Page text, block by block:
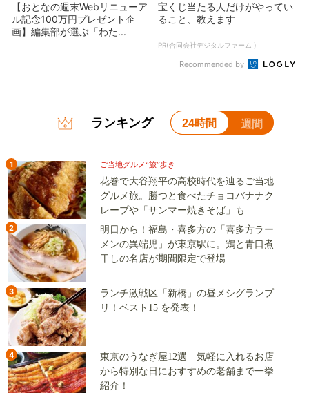
【おとなの週末Webリニューア
ル記念100万円プレゼント企
画】編集部が選ぶ「わた...
宝くじ当たる人だけがやってい
ること、教えます
PR(合同会社デジタルファーム )
Recommended by
ランキング 24時間 週間
1 ご当地グルメ“旅”歩き
花巻で大谷翔平の高校時代を辿るご当地
グルメ旅。勝つと食べたチョコバナナク
レープや「サンマー焼きそば」も
2
明日から！福島・喜多方の「喜多方ラー
メンの異端児」が東京駅に。鶏と青口煮
干しの名店が期間限定で登場
3
ランチ激戦区「新橋」の昼メシグランプ
リ！ベスト15 を発表！
4
東京のうなぎ屋12選 気軽に入れるお店
から特別な日におすすめの老舗まで一挙
紹介！